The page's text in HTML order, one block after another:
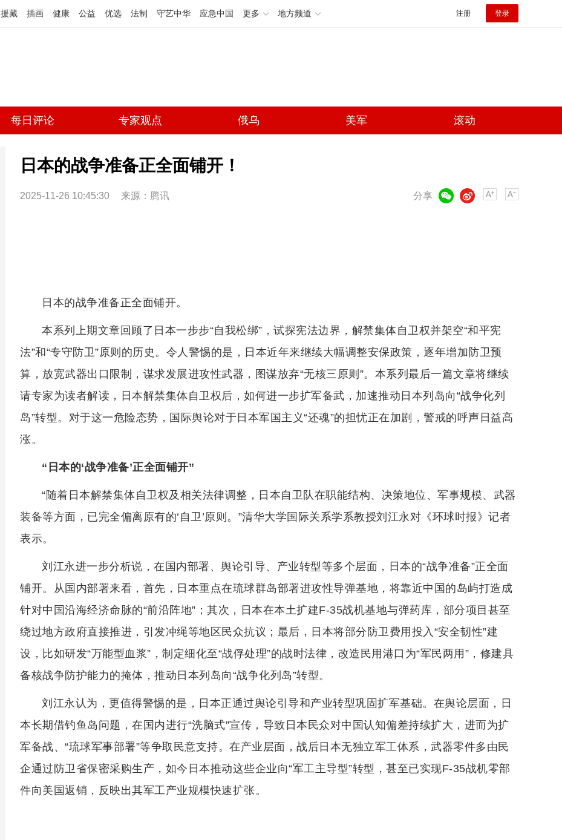
援藏 插画 健康 公益 优选 法制 守艺中华 应急中国 更多 地方频道 注册 登录
每日评论 专家观点 俄乌 美军 滚动
日本的战争准备正全面铺开！
2025-11-26 10:45:30 来源： 腾讯 分享
微博
日本的战争准备正全面铺开。
本系列上期文章回顾了日本一步步“自我松绑”，试探宪法边界，解禁集体自卫权并架空“和平宪
法”和“专守防卫”原则的历史。令人警惕的是，日本近年来继续大幅调整安保政策，逐年增加防卫预
算，放宽武器出口限制，谋求发展进攻性武器，图谋放弃“无核三原则”。本系列最后一篇文章将继续
请专家为读者解读，日本解禁集体自卫权后，如何进一步扩军备武，加速推动日本列岛向“战争化列
岛”转型。对于这一危险态势，国际舆论对于日本军国主义“还魂”的担忧正在加剧，警戒的呼声日益高
涨。
“日本的‘战争准备’正全面铺开”
“随着日本解禁集体自卫权及相关法律调整，日本自卫队在职能结构、决策地位、军事规模、武器
装备等方面，已完全偏离原有的‘自卫’原则。”清华大学国际关系学系教授刘江永对《环球时报》记者
表示。
刘江永进一步分析说，在国内部署、舆论引导、产业转型等多个层面，日本的“战争准备”正全面
铺开。从国内部署来看，首先，日本重点在琉球群岛部署进攻性导弹基地，将靠近中国的岛屿打造成
针对中国沿海经济命脉的“前沿阵地”；其次，日本在本土扩建F-35战机基地与弹药库，部分项目甚至
绕过地方政府直接推进，引发冲绳等地区民众抗议；最后，日本将部分防卫费用投入“安全韧性”建
设，比如研发“万能型血浆”，制定细化至“战俘处理”的战时法律，改造民用港口为“军民两用”，修建具
备核战争防护能力的掩体，推动日本列岛向“战争化列岛”转型。
刘江永认为，更值得警惕的是，日本正通过舆论引导和产业转型巩固扩军基础。在舆论层面，日
本长期借钓鱼岛问题，在国内进行“洗脑式”宣传，导致日本民众对中国认知偏差持续扩大，进而为扩
军备战、“琉球军事部署”等争取民意支持。在产业层面，战后日本无独立军工体系，武器零件多由民
企通过防卫省保密采购生产，如今日本推动这些企业向“军工主导型”转型，甚至已实现F-35战机零部
件向美国返销，反映出其军工产业规模快速扩张。